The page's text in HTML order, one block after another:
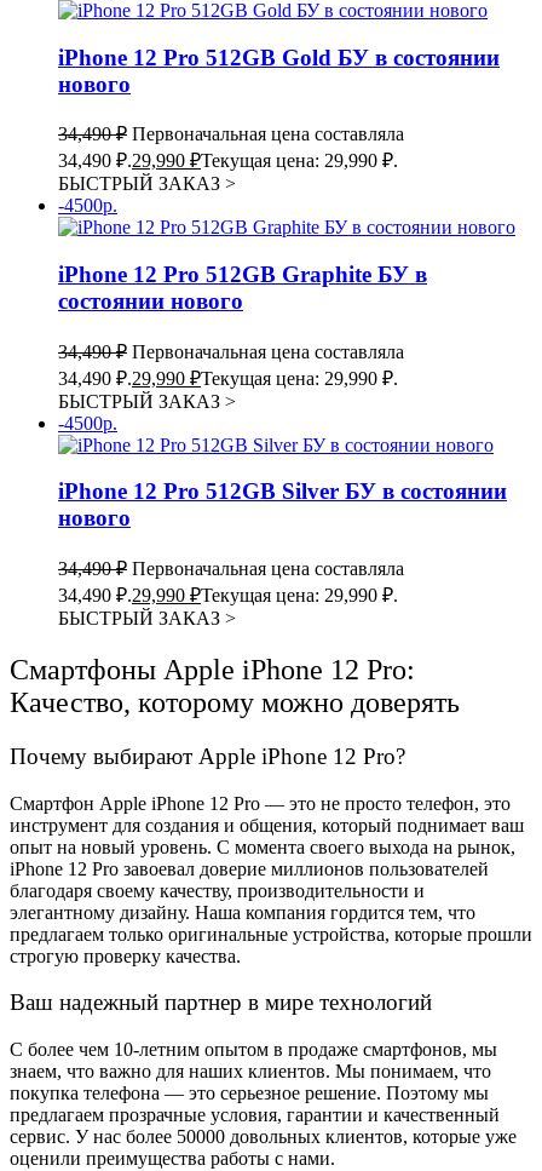
iPhone 12 Pro 512GB Gold БУ в состоянии
нового
34,490₽ Первоначальная цена составляла
34,490 ₽.29,990 ₽Текущая цена: 29,990 ₽.
БЫСТРЫЙ ЗАКАЗ >
-4500р.
iPhone 12 Pro 512GB Graphite БУ в
состоянии нового
34,490₽ Первоначальная цена составляла
34,490 ₽.29,990 ₽Текущая цена: 29,990 ₽.
БЫСТРЫЙ ЗАКАЗ >
-4500р.
iPhone 12 Pro 512GB Silver БУ в состоянии
нового
34,490₽ Первоначальная цена составляла
34,490 ₽.29,990 ₽Текущая цена: 29,990 ₽.
БЫСТРЫЙ ЗАКАЗ >
Смартфоны Apple iPhone 12 Pro:
Качество, которому можно доверять
Почему выбирают Apple iPhone 12 Pro?
Смартфон Apple iPhone 12 Pro — это не просто телефон, это
инструмент для создания и общения, который поднимает ваш
опыт на новый уровень. С момента своего выхода на рынок,
iPhone 12 Pro завоевал доверие миллионов пользователей
благодаря своему качеству, производительности и
элегантному дизайну. Наша компания гордится тем, что
предлагаем только оригинальные устройства, которые прошли
строгую проверку качества.
Ваш надежный партнер в мире технологий
С более чем 10-летним опытом в продаже смартфонов, мы
знаем, что важно для наших клиентов. Мы понимаем, что
покупка телефона — это серьезное решение. Поэтому мы
предлагаем прозрачные условия, гарантии и качественный
сервис. У нас более 50000 довольных клиентов, которые уже
оценили преимущества работы с нами.